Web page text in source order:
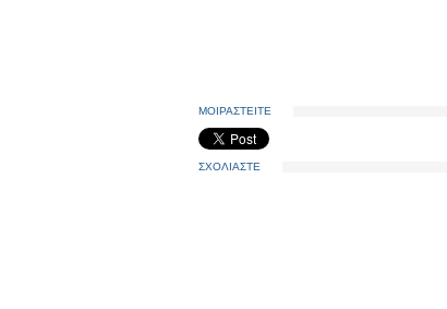
ΜΟΙΡΑΣΤΕΙΤΕ
ΣΧΟΛΙΑΣΤΕ